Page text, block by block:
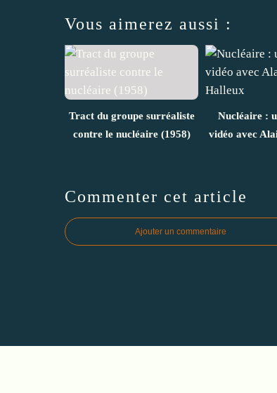
Vous aimerez aussi :
Tract du groupe surréaliste
contre le nucléaire (1958)
Nucléaire :
vidéo avec
Commenter cet article
Ajouter un commentaire